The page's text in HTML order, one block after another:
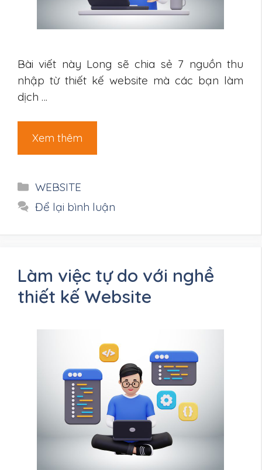
Bài viết này Long sẽ chia sẻ 7 nguồn thu
nhập từ thiết kế website mà các bạn làm
dịch …
Xem thêm
Danh
mục
WEBSITE
Để lại bình luận
Làm việc tự do với nghề
thiết kế Website